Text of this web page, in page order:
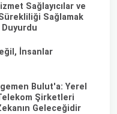
Sağlayıcılar ve
Sağlamak
İnsanlar
Bulut'a: Yerel
Şirketleri
Geleceğidir